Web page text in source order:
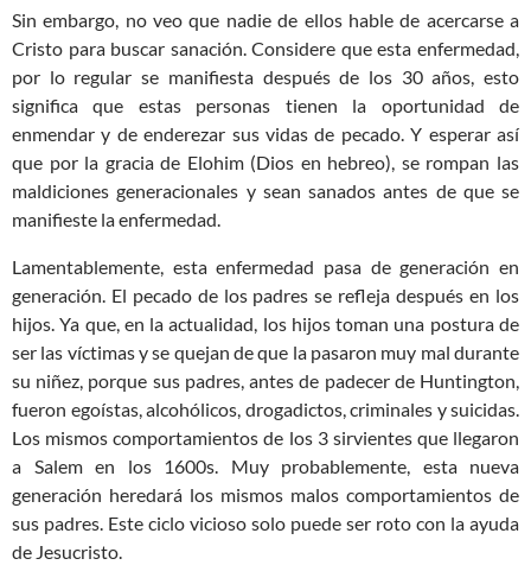
Sin embargo, no veo que nadie de ellos hable de acercarse a
Cristo para buscar sanación. Considere que esta enfermedad,
por lo regular se manifiesta después de los 30 años, esto
significa que estas personas tienen la oportunidad de
enmendar y de enderezar sus vidas de pecado. Y esperar así
que por la gracia de Elohim (Dios en hebreo), se rompan las
maldiciones generacionales y sean sanados antes de que se
manifieste la enfermedad.
Lamentablemente, esta enfermedad pasa de generación en
generación. El pecado de los padres se refleja después en los
hijos. Ya que, en la actualidad, los hijos toman una postura de
ser las víctimas y se quejan de que la pasaron muy mal durante
su niñez, porque sus padres, antes de padecer de Huntington,
fueron egoístas, alcohólicos, drogadictos, criminales y suicidas.
Los mismos comportamientos de los 3 sirvientes que llegaron
a Salem en los 1600s. Muy probablemente, esta nueva
generación heredará los mismos malos comportamientos de
sus padres. Este ciclo vicioso solo puede ser roto con la ayuda
de Jesucristo.